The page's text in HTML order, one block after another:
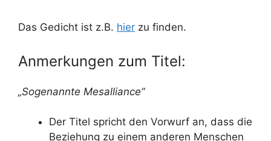
Das Gedicht ist z.B. hier zu finden.
Anmerkungen zum Titel:
„Sogenannte Mesalliance“
Der Titel spricht den Vorwurf an, dass die
Beziehung zu einem anderen Menschen